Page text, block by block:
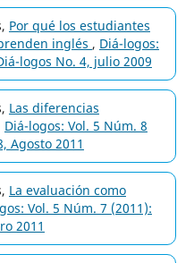
Por qué los estudiantes
inglés , Diá-logos:
logos No. 4, julio 2009
Las diferencias
Diá-logos: Vol. 5 Núm. 8
Agosto 2011
La evaluación como
Vol. 5 Núm. 7 (2011):
2011